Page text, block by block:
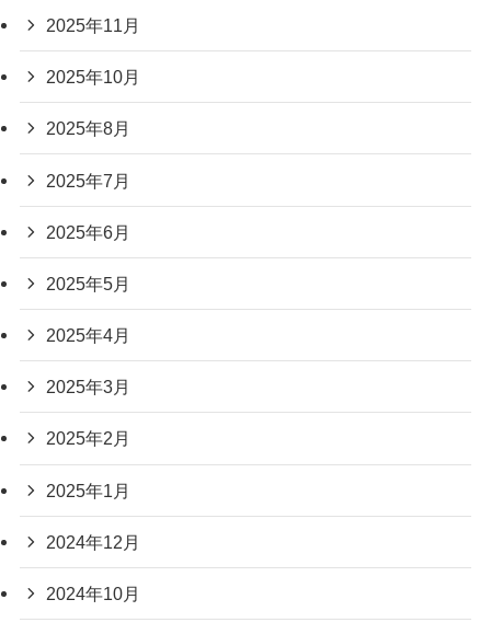
2025年11月
2025年10月
2025年8月
2025年7月
2025年6月
2025年5月
2025年4月
2025年3月
2025年2月
2025年1月
2024年12月
2024年10月